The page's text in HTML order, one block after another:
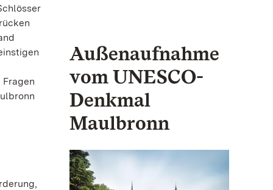
Außenaufnahme
vom UNESCO-
Denkmal
Maulbronn